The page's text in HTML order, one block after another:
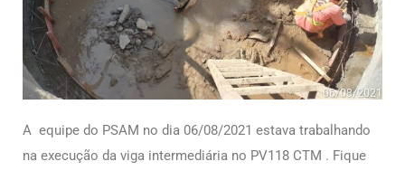
A equipe do PSAM no dia 06/08/2021 estava trabalhando
na execução da viga intermediária no PV118 CTM . Fique